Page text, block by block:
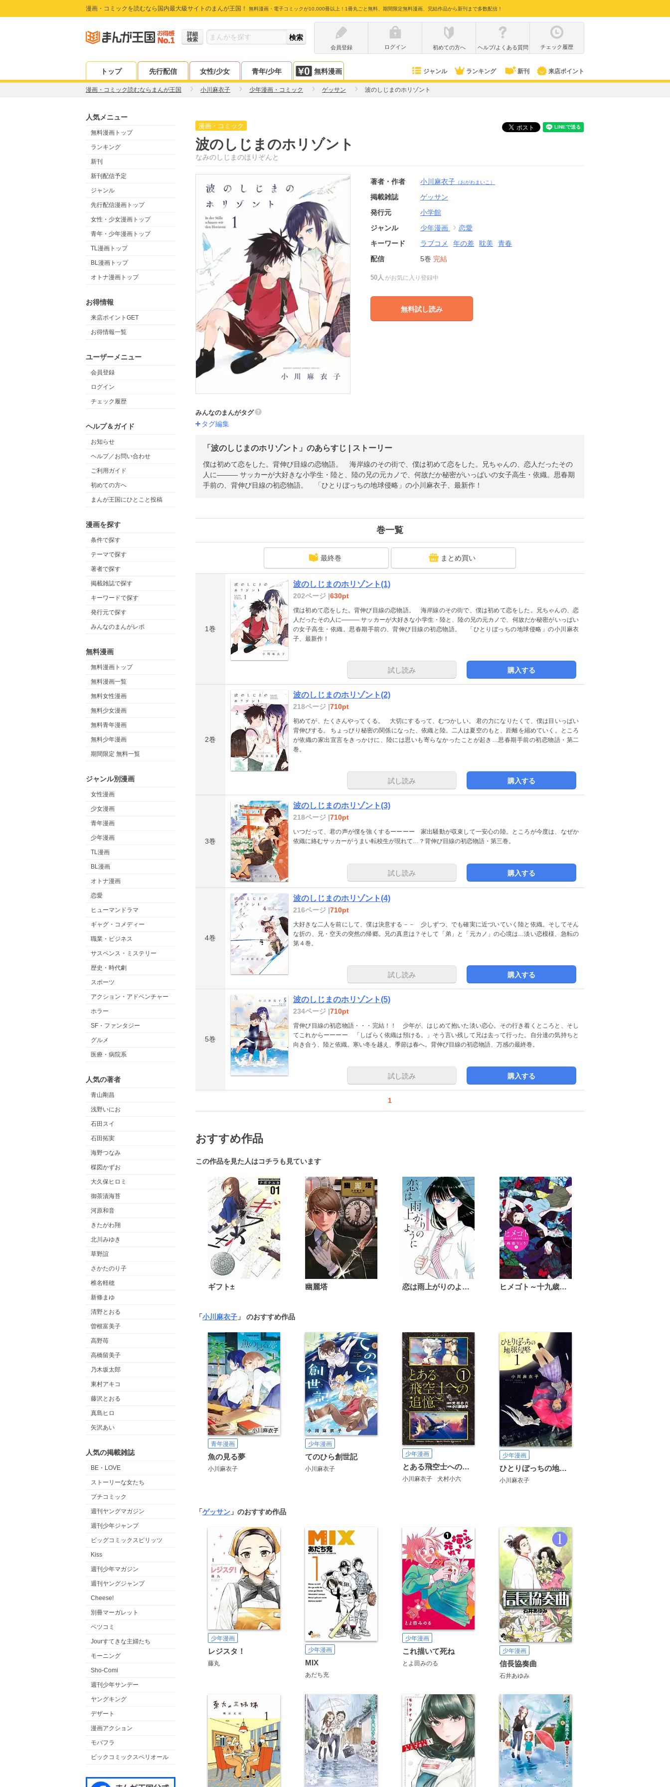
漫画・コミックを読むなら国内最大級サイトのまんが王国！ 無料漫画・電子コミックが10,000冊以上！1冊丸ごと無料、期間限定無料漫画、完結作品から新刊まで多数配信！
詳細
検索
会員登録
ログイン 初めての方へ ヘルプ/よくある質問 チェック履歴
トップ 先行配信 女性/少女 青年/少年 無料漫画 ジャンル ランキング 新刊 来店ポイント
漫画・コミック読むならまんが王国 小川麻衣子 少年漫画・コミック ゲッサン 波のしじまのホリゾント
人気メニュー
無料漫画トップ
ランキング
新刊
新刊配信予定
ジャンル
先行配信漫画トップ
女性・少女漫画トップ
青年・少年漫画トップ
TL漫画トップ
BL漫画トップ
オトナ漫画トップ
お得情報
来店ポイントGET
お得情報一覧
ユーザーメニュー
会員登録
ログイン
チェック履歴
ヘルプ＆ガイド
お知らせ
ヘルプ／お問い合わせ
ご利用ガイド
初めての方へ
まんが王国にひとこと投稿
漫画を探す
条件で探す
テーマで探す
著者で探す
掲載雑誌で探す
キーワードで探す
発行元で探す
みんなのまんがレポ
無料漫画
無料漫画トップ
無料漫画一覧
無料女性漫画
無料少女漫画
無料青年漫画
無料少年漫画
期間限定 無料一覧
ジャンル別漫画
女性漫画
少女漫画
青年漫画
少年漫画
TL漫画
BL漫画
オトナ漫画
恋愛
ヒューマンドラマ
ギャグ・コメディー
職業・ビジネス
サスペンス・ミステリー
歴史・時代劇
スポーツ
アクション・アドベンチャー
ホラー
SF・ファンタジー
グルメ
医療・病院系
人気の著者
青山剛昌
浅野いにお
石田スイ
石田拓実
海野つなみ
楳図かずお
大久保ヒロミ
御茶漬海苔
河原和音
きたがわ翔
北川みゆき
草野誼
さかたのり子
椎名軽穂
新條まゆ
清野とおる
曽根富美子
高野苺
高橋留美子
乃木坂太郎
東村アキコ
藤沢とおる
真島ヒロ
矢沢あい
人気の掲載雑誌
BE・LOVE
ストーリーな女たち
プチコミック
週刊ヤングマガジン
週刊少年ジャンプ
ビッグコミックスピリッツ
Kiss
週刊少年マガジン
週刊ヤングジャンプ
Cheese!
別冊マーガレット
ベツコミ
Jourすてきな主婦たち
モーニング
Sho-Comi
週刊少年サンデー
ヤングキング
デザート
漫画アクション
モバフラ
ビックコミックスペリオール
漫画・コミック
波のしじまのホリゾント
なみのしじまのほりぞんと
著者・作者 小川麻衣子 （おがわまいこ）
掲載雑誌
ゲッサン
発行元
小学館
ジャンル
少年漫画
恋愛
キーワード
ラブコメ 年の差 耽美
青春
配信
5巻 完結
50人 がお気に入り登録中
無料試し読み
みんなのまんがタグ
タグ編集
「波のしじまのホリゾント」のあらすじ | ストーリー
僕は初めて恋をした。背伸び目線の恋物語。 海岸線のその街で、僕は初めて恋をした。兄ちゃんの、恋人だったその
人に――― サッカーが大好きな小学生・陸と、陸の兄の元カノで、何故だか秘密がいっぱいの女子高生・依織。思春期
手前の、背伸び目線の初恋物語。 「ひとりぼっちの地球侵略」の小川麻衣子、最新作！
巻一覧
最終巻 まとめ買い
1巻
波のしじまのホリゾント(1)
202ページ |630pt
僕は初めて恋をした。背伸び目線の恋物語。 海岸線のその街で、僕は初めて恋をした。兄ちゃんの、恋
人だったその人に――― サッカーが大好きな小学生・陸と、陸の兄の元カノで、何故だか秘密がいっぱい
の女子高生・依織。思春期手前の、背伸び目線の初恋物語。 「ひとりぼっちの地球侵略」の小川麻衣
子、最新作！
試し読み 購入する
2巻
波のしじまのホリゾント(2)
218ページ |710pt
初めてが、たくさんやってくる。 大切にするって、むつかしい。 君の力になりたくて、僕は目いっぱい
背伸びする。 ちょっぴり秘密の関係になった、依織と陸。二人は夏空のもと、距離を縮めていく。ところ
が依織の家出宣言をきっかけに、陸には思いも寄らなかったことが起き…思春期手前の初恋物語・第二
巻。
試し読み 購入する
3巻
波のしじまのホリゾント(3)
218ページ |710pt
いつだって、君の声が僕を強くするーーーー 家出騒動が収束して一安心の陸。ところが今度は、なぜか
依織に絡むサッカーがうまい転校生が現れて…？背伸び目線の初恋物語・第三巻。
試し読み 購入する
4巻
波のしじまのホリゾント(4)
216ページ |710pt
大好きな二人を前にして、僕は決意する－－ 少しずつ、でも確実に近づいていく陸と依織。そしてそん
な折の、兄・空天の突然の帰郷。兄の真意は？そして「弟」と「元カノ」の心境は…淡い恋模様、急転の
第４巻。
試し読み 購入する
5巻
波のしじまのホリゾント(5)
234ページ |710pt
背伸び目線の初恋物語・・・完結！！ 少年が、はじめて抱いた淡い恋心。その行き着くところと、そし
てこれからーーーー 「しばらく依織は預ける。」そう言い残して兄は去って行った。自分達の気持ちと
向き合う、陸と依織。寒い冬を越え、季節は春へ。背伸び目線の初恋物語、万感の最終巻。
試し読み 購入する
1
おすすめ作品
この作品を見た人はコチラも見ています
ギフト± 幽麗塔 恋は雨上がりのように ヒメゴト～十九歳の制服～
「小川麻衣子 」 のおすすめ作品
青年漫画
魚の見る夢
小川麻衣子
少年漫画
てのひら創世記
小川麻衣子
少年漫画
とある飛空士への追憶
小川麻衣子 犬村小六
少年漫画
ひとりぼっちの地球侵略
小川麻衣子
「ゲッサン 」のおすすめ作品
少年漫画
レジスタ！
藤丸
少年漫画
MIX
あだち充
少年漫画
これ描いて死ね
とよ田みのる
少年漫画
信長協奏曲
石井あゆみ